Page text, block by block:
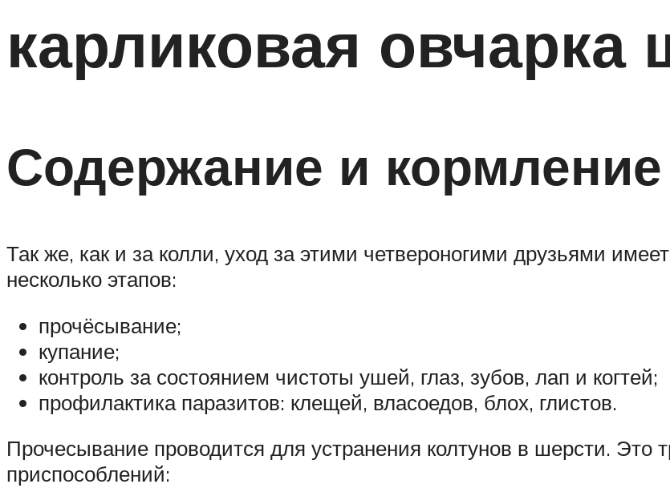
карликовая овчарка
Содержание и
Так же, как и за колли, уход за этими четвероногими друзьями
несколько этапов:
прочёсывание;
купание;
контроль за состоянием чистоты ушей, глаз, зубов, лап и когтей;
профилактика паразитов: клещей, власоедов, блох, глистов.
Прочесывание проводится для устранения колтунов в шерсти. Это
приспособлений: